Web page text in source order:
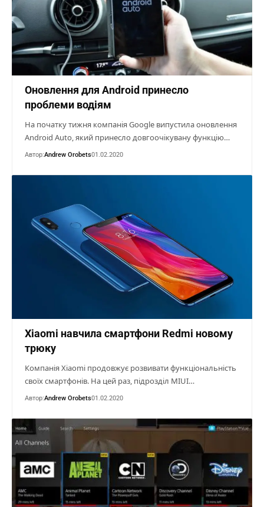
Оновлення для Android принесло
проблеми водіям
На початку тижня компанія Google випустила оновлення
Android Auto, який принесло довгоочікувану функцію…
Автор:Andrew Orobets01.02.2020
Xiaomi навчила смартфони Redmi новому
трюку
Компанія Xiaomi продовжує розвивати функціональність
своїх смартфонів. На цей раз, підрозділ MIUI…
Автор:Andrew Orobets01.02.2020